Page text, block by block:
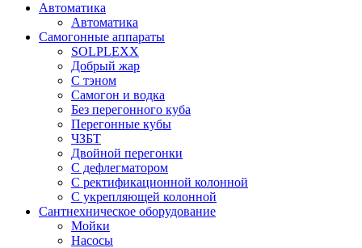
Автоматика
Автоматика
Самогонные аппараты
SOLPLEXX
Добрый жар
С тэном
Самогон и водка
Без перегонного куба
Перегонные кубы
ЧЗБТ
Двойной перегонки
С дефлегматором
С ректификационной колонной
С укрепляющей колонной
Сантнехническое оборудование
Мойки
Насосы